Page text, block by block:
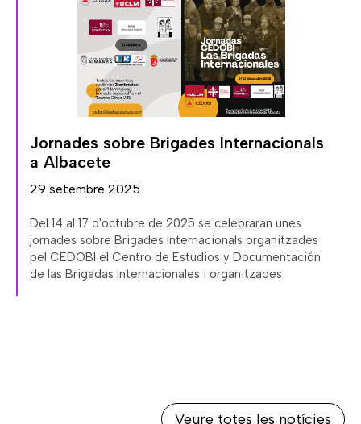
Jornades sobre Brigades Internacionals
a Albacete
29 setembre 2025
Del 14 al 17 d'octubre de 2025 se celebraran unes
jornades sobre Brigades Internacionals organitzades
pel CEDOBI el Centro de Estudios y Documentación
de las Brigadas Internacionales i organitzades
Veure totes les notícies